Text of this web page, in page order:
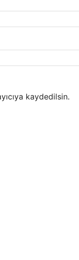
kaydedilsin.